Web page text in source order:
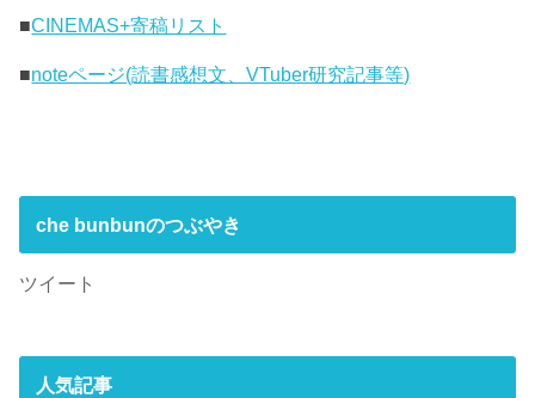
■CINEMAS+寄稿リスト
■noteページ(読書感想文、VTuber研究記事等)
che bunbunのつぶやき
ツイート
人気記事